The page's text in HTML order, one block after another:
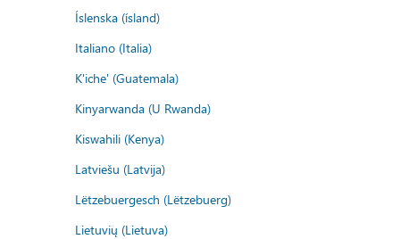
Íslenska (ísland)
Italiano (Italia)
K'iche' (Guatemala)
Kinyarwanda (U Rwanda)
Kiswahili (Kenya)
Latviešu (Latvija)
Lëtzebuergesch (Lëtzebuerg)
Lietuvių (Lietuva)